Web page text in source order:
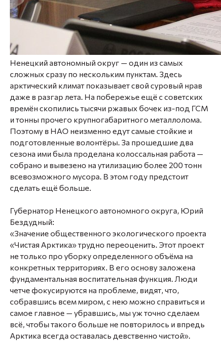
Ненецкий автономный округ — один из самых
сложных сразу по нескольким пунктам. Здесь
арктический климат показывает свой суровый нрав
даже в разгар лета. На побережье ещё с советских
времён скопились тысячи ржавых бочек из-под ГСМ
и тонны прочего крупногабаритного металлолома.
Поэтому в НАО неизменно едут самые стойкие и
подготовленные волонтёры. За прошедшие два
сезона ими была проделана колоссальная работа —
собрано и вывезено на утилизацию более 200 тонн
всевозможного мусора. В этом году предстоит
сделать ещё больше.
Губернатор Ненецкого автономного округа, Юрий
Бездудный:
«Значение общественного экологического проекта
«Чистая Арктика» трудно переоценить. Этот проект
не только про уборку определенного объёма на
конкретных территориях. В его основу заложена
фундаментальная воспитательная функция. Люди
четче фокусируются на проблеме, видят, что,
собравшись всем миром, с нею можно справиться и
самое главное — убравшись, мы уж точно сделаем
всё, чтобы такого больше не повторилось и впредь
Арктика всегда оставалась девственно чистой».